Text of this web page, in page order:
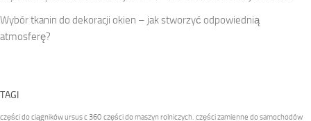
Wybór tkanin do dekoracji okien – jak stworzyć odpowiednią
atmosferę?
TAGI
części do ciągników ursus c 360 części do maszyn rolniczych. części zamienne do samochodów